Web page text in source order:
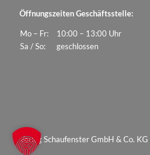
Öffnungszeiten Geschäftsstelle:
Mo – Fr:
10:00 – 13:00 Uhr
Sa / So:
geschlossen
Verlag Schaufenster GmbH & Co.